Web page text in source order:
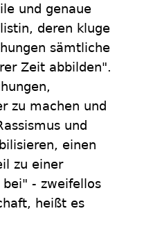
und genaue
deren kluge
sämtliche
Zeit abbilden".
zu machen und
und
einen
zu einer
- zweifellos
heißt es